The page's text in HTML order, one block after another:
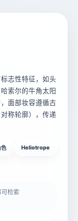
志性特征，如头
索尔的牛角太阳
面部妆容遵循古
称轮廓），传递
Heliotrope
可检索